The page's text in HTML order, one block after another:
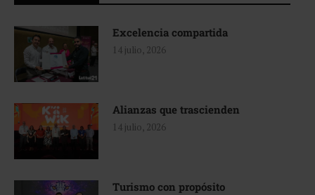
Excelencia compartida
14 julio, 2026
Alianzas que trascienden
14 julio, 2026
Turismo con propósito